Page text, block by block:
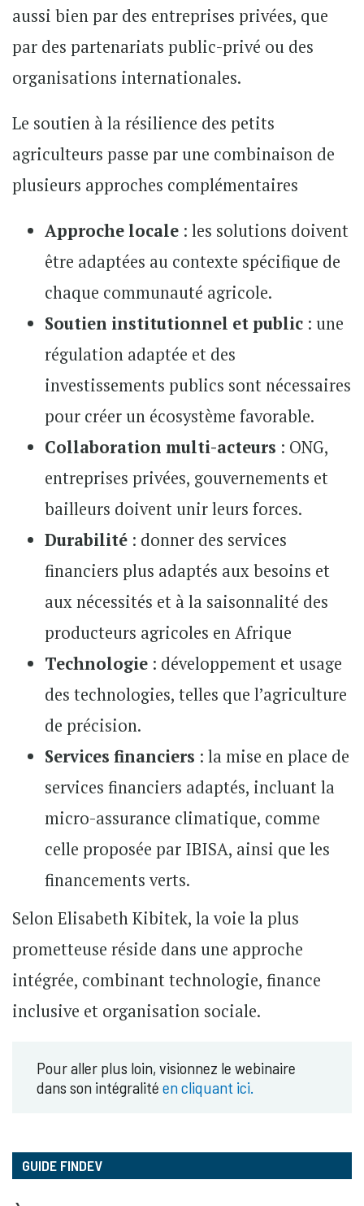
aussi bien par des entreprises privées, que
par des partenariats public-privé ou des
organisations internationales.
Le soutien à la résilience des petits
agriculteurs passe par une combinaison de
plusieurs approches complémentaires
Approche locale : les solutions doivent
être adaptées au contexte spécifique de
chaque communauté agricole.
Soutien institutionnel et public : une
régulation adaptée et des
investissements publics sont nécessaires
pour créer un écosystème favorable.
Collaboration multi-acteurs : ONG,
entreprises privées, gouvernements et
bailleurs doivent unir leurs forces.
Durabilité : donner des services
financiers plus adaptés aux besoins et
aux nécessités et à la saisonnalité des
producteurs agricoles en Afrique
Technologie : développement et usage
des technologies, telles que l’agriculture
de précision.
Services financiers : la mise en place de
services financiers adaptés, incluant la
micro-assurance climatique, comme
celle proposée par IBISA, ainsi que les
financements verts.
Selon Elisabeth Kibitek, la voie la plus
prometteuse réside dans une approche
intégrée, combinant technologie, finance
inclusive et organisation sociale.
Pour aller plus loin, visionnez le webinaire
dans son intégralité en cliquant ici.
GUIDE FINDEV